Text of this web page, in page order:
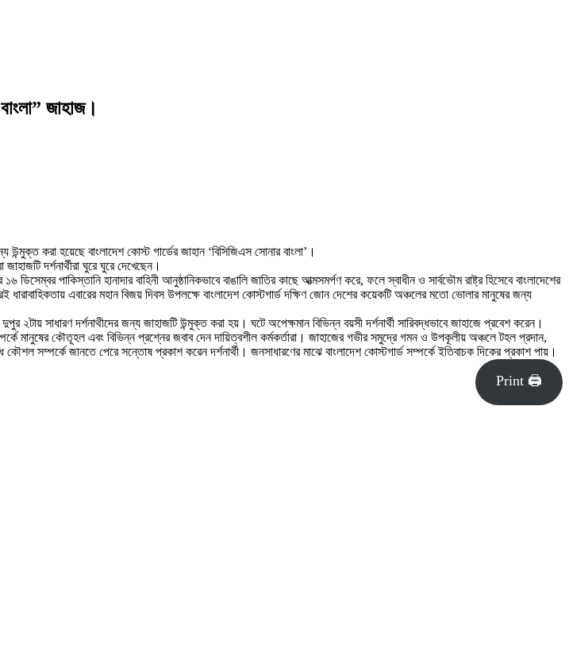
জাহাজ।
করা হয়েছে বাংলাদেশ কোস্ট গার্ডের জাহান ‘বিসিজিএস সোনার বাংলা’।
দর্শনার্থীরা ঘুরে ঘুরে দেখেছেন।
পাকিস্তানি হানাদার বাহিনী আনুষ্ঠানিকভাবে বাঙালি জাতির কাছে আত্মসমর্পণ করে, ফলে স্বাধীন ও সার্বভৌম রাষ্ট্র হিসেবে বাংলাদেশের
এবারের মহান বিজয় দিবস উপলক্ষে বাংলাদেশ কোস্টগার্ড দক্ষিণ জোন দেশের কয়েকটি অঞ্চলের মতো ভোলার মানুষের জন্য
২টায় সাধারণ দর্শনাথীদের জন্য জাহাজটি উন্মুক্ত করা হয়। ঘটে অপেক্ষমান বিভিন্ন বয়সী দর্শনার্থী সারিবদ্ধভাবে জাহাজে প্রবেশ করেন।
মানুষের কৌতূহল এবং বিভিন্ন প্রশ্নের জবাব দেন দায়িত্বশীল কর্মকর্তারা। জাহাজের গভীর সমুদ্রে গমন ও উপকূলীয় অঞ্চলে টহল প্রদান,
জানতে পেরে সন্তোষ প্রকাশ করেন দর্শনার্থী। জনসাধারণের মাঝে বাংলাদেশ কোস্টগার্ড সম্পর্কে ইতিবাচক দিকের প্রকাশ পায়।
Print 🖨